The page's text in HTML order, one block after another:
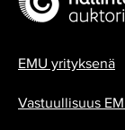
EMU yrityksenä
Vastuullisuus